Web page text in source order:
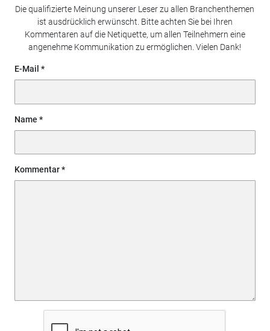
Die qualifizierte Meinung unserer Leser zu allen Branchenthemen
ist ausdrücklich erwünscht. Bitte achten Sie bei Ihren
Kommentaren auf die Netiquette, um allen Teilnehmern eine
angenehme Kommunikation zu ermöglichen. Vielen Dank!
E-Mail
Name
Kommentar